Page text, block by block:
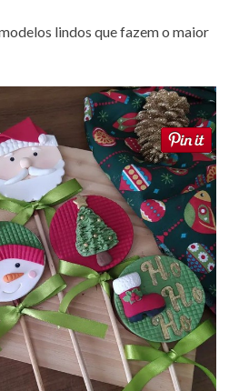
lindos que fazem o maior